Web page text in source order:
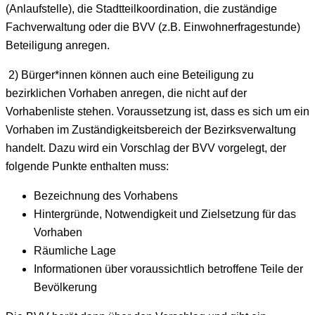
(Anlaufstelle), die Stadtteilkoordination, die zuständige
Fachverwaltung oder die BVV (z.B. Einwohnerfragestunde)
Beteiligung anregen.
2) Bürger*innen können auch eine Beteiligung zu
bezirklichen Vorhaben anregen, die nicht auf der
Vorhabenliste stehen. Voraussetzung ist, dass es sich um ein
Vorhaben im Zuständigkeitsbereich der Bezirksverwaltung
handelt. Dazu wird ein Vorschlag der BVV vorgelegt, der
folgende Punkte enthalten muss:
Bezeichnung des Vorhabens
Hintergründe, Notwendigkeit und Zielsetzung für das
Vorhaben
Räumliche Lage
Informationen über voraussichtlich betroffene Teile der
Bevölkerung